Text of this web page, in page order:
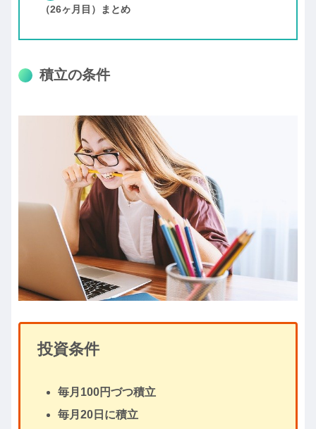
（26ヶ月目）まとめ
積立の条件
投資条件
毎月100円づつ積立
毎月20日に積立